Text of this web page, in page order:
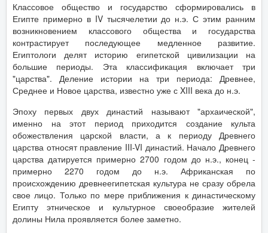
Классовое общество и государство сформировались в
Египте примерно в IV тысячелетии до н.э. С этим ранним
возникновением классового общества и государства
контрастирует последующее медленное развитие.
Египтологи делят историю египетской цивилизации на
большие периоды. Эта классификация включает три
"царства". Деление истории на три периода: Древнее,
Среднее и Новое царства, известно уже с XIII века до н.э.
Эпоху первых двух династий называют "архаической",
именно на этот период приходится создание культа
обожествления царской власти, а к периоду Древнего
царства относят правление III-VI династий. Начало Древнего
царства датируется примерно 2700 годом до н.э., конец -
примерно 2270 годом до н.э. Африканская по
происхождению древнеегипетская культура не сразу обрела
свое лицо. Только по мере приближения к династическому
Египту этническое и культурное своеобразие жителей
долины Нила проявляется более заметно.